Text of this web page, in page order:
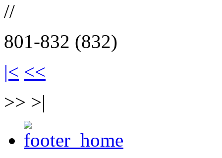
//
801-832 (832)
|< <<
>> >|